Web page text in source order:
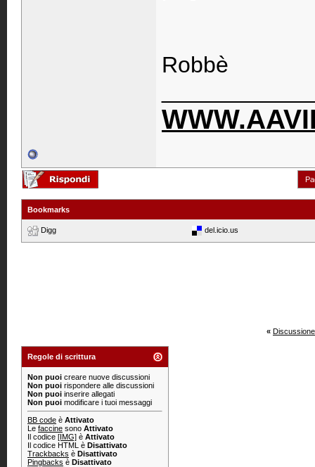
Robbè
Bookmarks
Digg del.icio.us
«
Regole di scrittura
Non puoi creare nuove discussioni
Non puoi rispondere alle discussioni
Non puoi inserire allegati
Non puoi modificare i tuoi messaggi
BB code è Attivato
Le faccine sono Attivato
Il codice [IMG] è Attivato
Il codice HTML è Disattivato
Trackbacks è Disattivato
Pingbacks è Disattivato